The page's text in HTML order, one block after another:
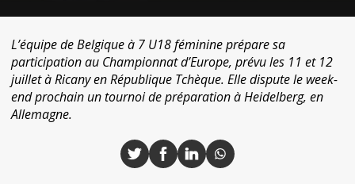
L’équipe de Belgique à 7 U18 féminine prépare sa
participation au Championnat d’Europe, prévu les 11 et 12
juillet à Ricany en République Tchèque. Elle dispute le week-
end prochain un tournoi de préparation à Heidelberg, en
Allemagne.